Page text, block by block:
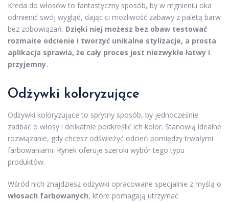
Kreda do włosów to fantastyczny sposób, by w mgnieniu oka
odmienić swój wygląd, dając ci możliwość zabawy z paletą barw
bez zobowiązań. Dzięki niej możesz bez obaw testować
rozmaite odcienie i tworzyć unikalne stylizacje, a prosta
aplikacja sprawia, że cały proces jest niezwykle łatwy i
przyjemny.
Odżywki koloryzujące
Odżywki koloryzujące to sprytny sposób, by jednocześnie
zadbać o włosy i delikatnie podkreślić ich kolor. Stanowią idealne
rozwiązanie, gdy chcesz odświeżyć odcień pomiędzy trwałymi
farbowaniami. Rynek oferuje szeroki wybór tego typu
produktów.
Wśród nich znajdziesz odżywki opracowane specjalnie z myślą o
włosach farbowanych, które pomagają utrzymać